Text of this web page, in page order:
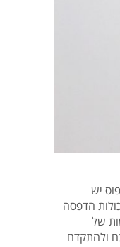
יש
הדפסה
של
ולהתקדם